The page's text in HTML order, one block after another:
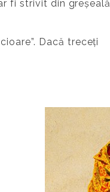
fi strivit din greșeală
Dacă treceți